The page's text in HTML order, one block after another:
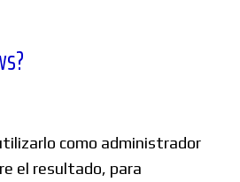
como administrador
el resultado, para